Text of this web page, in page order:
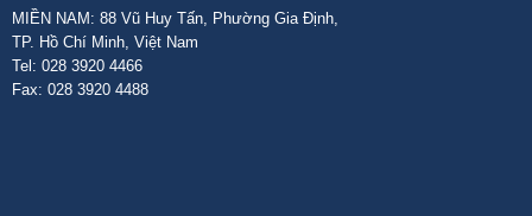
MIỀN NAM: 88 Vũ Huy Tấn, Phường Gia Định,
TP. Hồ Chí Minh, Việt Nam
Tel: 028 3920 4466
Fax: 028 3920 4488